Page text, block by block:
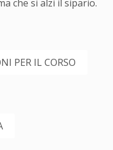
che si alzi il sipario.
PER IL CORSO